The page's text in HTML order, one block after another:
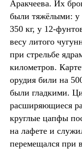
Аракчеева. Их
были тяжёлыми: у
350 кг, у 12-
весу литого
при стрельбе
километров.
орудия били на
были гладкими.
расширяющиеся
круглые цапфы
на лафете и
перемещался при